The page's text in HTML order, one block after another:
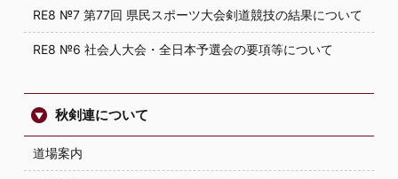
RE8 №7 第77回 県民スポーツ大会剣道競技の結果について
RE8 №6 社会人大会・全日本予選会の要項等について
秋剣連について
道場案内